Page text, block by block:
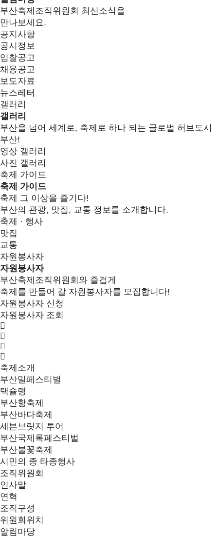
부산축제조직위원회 최신소식을
만나보세요.
공지사항
공시정보
입찰공고
채용공고
보도자료
뉴스레터
갤러리
갤러리
부산을 넘어 세계로, 축제로 하나 되는 글로벌 허브도시
부산!
영상 갤러리
사진 갤러리
축제 가이드
축제 가이드
축제 그 이상을 즐기다!
부산의 관광, 맛집, 교통 정보를 소개합니다.
축제 · 행사
맛집
교통
자원봉사자
자원봉사자
부산축제조직위원회와 즐겁게
축제를 만들어 갈 자원봉사자를 모집합니다!
자원봉사자 신청
자원봉사자 조회
축제소개
부산밀페스티벌
택슐랭
부산항축제
부산바다축제
세븐브릿지 투어
부산국제록페스티벌
부산불꽃축제
시민의 종 타종행사
조직위원회
인사말
연혁
조직구성
위원회위치
알림마당